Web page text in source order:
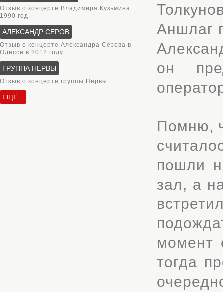
Аншлаг
он
Помню,
пошли
зал, а
момент
тогда
Отзыв о концерте Владимира Кузьмина.
1990 год
АЛЕКСАНДР СЕРОВ
Отзыв о концерте Александра Серова в
Одессе в 2012 году
ГРУППА НЕРВЫ
Отзыв о концерте группы Нервы
ЕЩЁ...